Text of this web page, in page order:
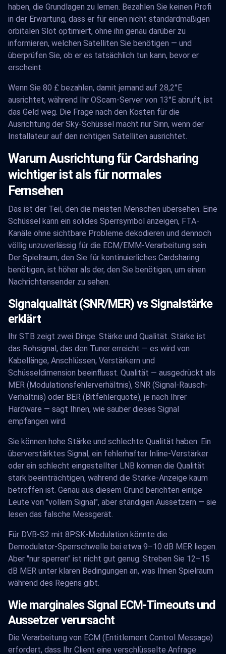
haben, die Grundlagen zu lernen. Bezahlen Sie keinen Profi
in der Erwartung, dass er für einen nicht standardmäßigen
orbitalen Slot optimiert, ohne ihn genau darüber zu
informieren, welchen Satelliten Sie benötigen — und
überprüfen Sie, ob er es tatsächlich tun kann, bevor er
erscheint.
Wenn Sie 80 £ bezahlen, damit jemand auf 28,2°E
ausrichtet, während Ihr OScam-Server von 13°E abruft, ist
das Geld weg. Die Frage nach den Kosten für die
Ausrichtung der Sky-Schüssel macht nur Sinn, wenn der
Installateur auf den richtigen Satelliten ausrichtet.
Warum Ausrichtung für Cardsharing
wichtiger ist als für normales
Fernsehen
Das ist der Teil, den die meisten Menschen übersehen. Eine
Schüssel kann ein solides Sperrsymbol anzeigen, FTA-
Kanäle ohne sichtbare Probleme dekodieren und dennoch
völlig unzuverlässig für die ECM/EMM-Verarbeitung sein.
Der Spielraum, den Sie für kontinuierliches Cardsharing
benötigen, ist höher als der, den Sie benötigen, um einen
Nachrichtensender zu sehen.
Signalqualität (SNR/MER) vs Signalstärke
erklärt
Ihr STB zeigt zwei Dinge: Stärke und Qualität. Stärke ist
das Rohsignal, das den Tuner erreicht — es wird von
Kabellänge, Anschlüssen, Verstärkern und
Schüsseldimension beeinflusst. Qualität — ausgedrückt als
MER (Modulationsfehlerverhältnis), SNR (Signal-Rausch-
Verhältnis) oder BER (Bitfehlerquote), je nach Ihrer
Hardware — sagt Ihnen, wie sauber dieses Signal
empfangen wird.
Sie können hohe Stärke und schlechte Qualität haben. Ein
überverstärktes Signal, ein fehlerhafter Inline-Verstärker
oder ein schlecht eingestellter LNB können die Qualität
stark beeinträchtigen, während die Stärke-Anzeige kaum
betroffen ist. Genau aus diesem Grund berichten einige
Leute von "vollem Signal", aber ständigen Aussetzern — sie
lesen das falsche Messgerät.
Für DVB-S2 mit 8PSK-Modulation könnte die
Demodulator-Sperrschwelle bei etwa 9–10 dB MER liegen.
Aber "nur sperren" ist nicht gut genug. Streben Sie 12–15
dB MER unter klaren Bedingungen an, was Ihnen Spielraum
während des Regens gibt.
Wie marginales Signal ECM-Timeouts und
Aussetzer verursacht
Die Verarbeitung von ECM (Entitlement Control Message)
erfordert, dass Ihr Client eine verschlüsselte Anfrage